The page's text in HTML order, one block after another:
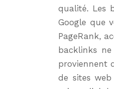
qualité. Les
Google que
PageRank,
backlinks
proviennent
de sites